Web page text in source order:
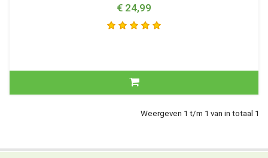
€ 24,99
Weergeven 1 t/m 1 van in totaal 1